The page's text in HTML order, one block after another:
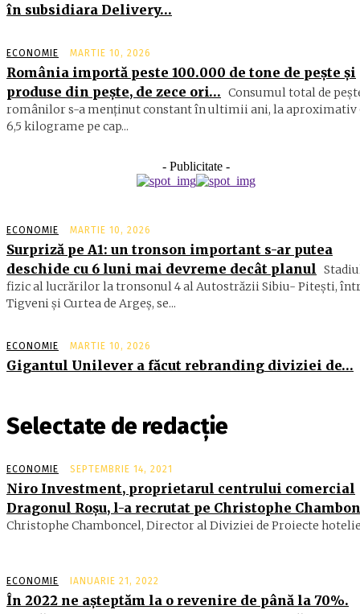
în subsidiara Delivery…
ECONOMIE MARTIE 10, 2026
România importă peste 100.000 de tone de peşte şi
produse din peşte, de zece ori… Consumul total de
ro­mâ­nilor s-a menţinut constant în ul­timii ani, la aproximativ
6,5 ki­lograme pe cap...
- Publicitate -
ECONOMIE MARTIE 10, 2026
Surpriză pe A1: un tronson important s-ar putea
deschide cu 6 luni mai devreme decât planul
fizic al lucrărilor la tronsonul 4 al Autostrăzii Sibiu- Piteşti,
Tigveni şi Curtea de Argeş, se...
ECONOMIE MARTIE 10, 2026
Gigantul Unilever a făcut rebranding diviziei de…
Selectate de redacție
ECONOMIE SEPTEMBRIE 14, 2021
Niro Investment, proprietarul centrului comercial
Dragonul Roşu, l-a recrutat pe Christophe
Christophe Chamboncel, Director al Diviziei de Proiecte
ECONOMIE IANUARIE 21, 2022
În 2022 ne aşteptăm la o revenire de până la 70%.